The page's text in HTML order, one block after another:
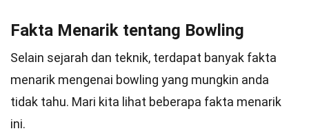
Fakta Menarik tentang Bowling
Selain sejarah dan teknik, terdapat banyak fakta
menarik mengenai bowling yang mungkin anda
tidak tahu. Mari kita lihat beberapa fakta menarik
ini.